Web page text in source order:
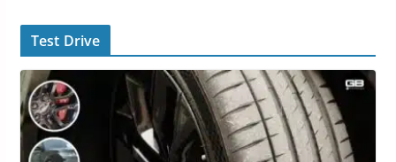
Pneumatici Auto 2024
Test Drive